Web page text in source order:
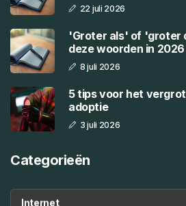
22 juli 2026
'Groter als' of 'groter
deze woorden in
8 juli 2026
5 tips voor het
adoptie
3 juli 2026
Categorieën
Internet